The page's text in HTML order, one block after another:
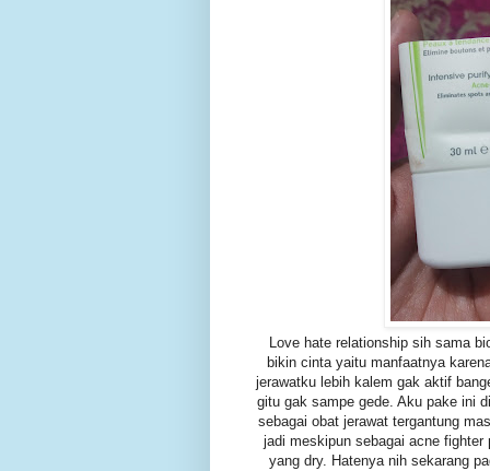
Love hate relationship sih sama
bikin cinta yaitu manfaatnya
jerawatku lebih kalem gak aktif
gitu gak sampe gede. Aku pake ini
sebagai obat jerawat tergantung
jadi meskipun sebagai acne
yang dry. Hatenya nih sekarang